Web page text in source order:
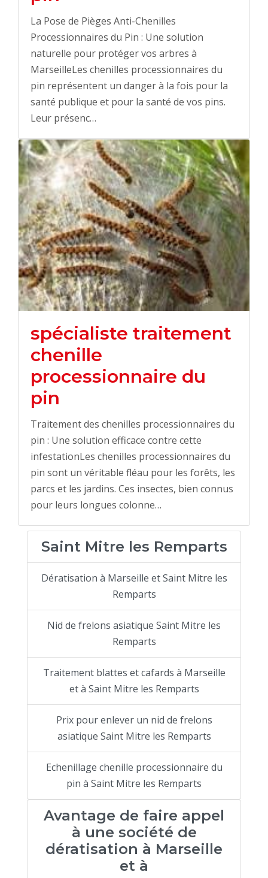
La Pose de Pièges Anti-Chenilles
Processionnaires du Pin : Une solution
naturelle pour protéger vos arbres à
MarseilleLes chenilles processionnaires du
pin représentent un danger à la fois pour la
santé publique et pour la santé de vos pins.
Leur présenc…
spécialiste traitement
chenille
processionnaire du
pin
Traitement des chenilles processionnaires du
pin : Une solution efficace contre cette
infestationLes chenilles processionnaires du
pin sont un véritable fléau pour les forêts, les
parcs et les jardins. Ces insectes, bien connus
pour leurs longues colonne…
Saint Mitre les Remparts
Dératisation à Marseille et Saint Mitre les
Remparts
Nid de frelons asiatique Saint Mitre les
Remparts
Traitement blattes et cafards à Marseille
et à Saint Mitre les Remparts
Prix pour enlever un nid de frelons
asiatique Saint Mitre les Remparts
Echenillage chenille processionnaire du
pin à Saint Mitre les Remparts
Avantage de faire appel
à une société de
dératisation à Marseille
et à